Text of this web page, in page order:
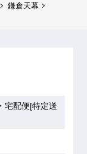
鎌倉天幕
宅配便[特定送